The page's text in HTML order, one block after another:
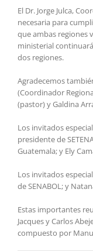
El Dr. Jorge Julca,
necesaria para
que ambas regiones
ministerial
dos regiones.
Agradecemos
(Coordinador
(pastor) y Galdina
Los invitados
presidente de
Guatemala; y Ely
Los invitados
de SENABOL; y
Estas importantes
Jacques y Carlos
compuesto por